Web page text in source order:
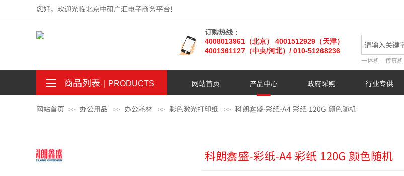
订购热线：
4008013961（北京） 4001512929（天津）
4001361127 （中央/河北） / 010-51268236
一体机 传真机
您好，欢迎光临北京中研广汇电子商务平台!
商品列表｜ PRODUCTS
.
。 网站首页 产品中心 政府采购 行业专供
网站首页 >> 办公用品 >> 办公耗材 >> 彩色激光打印纸 >> 科朗鑫盛-彩纸-A4 彩纸 120G 颜色随机
科朗鑫盛-彩纸-A4 彩纸 120G 颜色随机